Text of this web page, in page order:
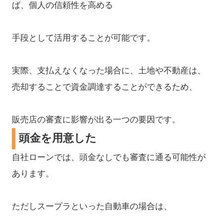
ば、個人の信頼性を高める
手段として活用することが可能です。
実際、支払えなくなった場合に、土地や不動産は、
売却することで資金調達することができるため、
販売店の審査に影響が出る一つの要因です。
頭金を用意した
自社ローンでは、頭金なしでも審査に通る可能性が
あります。
ただしスープラといった自動車の場合は、